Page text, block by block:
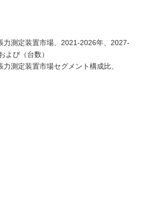
力測定装置市場、2021-2026年、2027-
よび（台数）
測定装置市場セグメント構成比、